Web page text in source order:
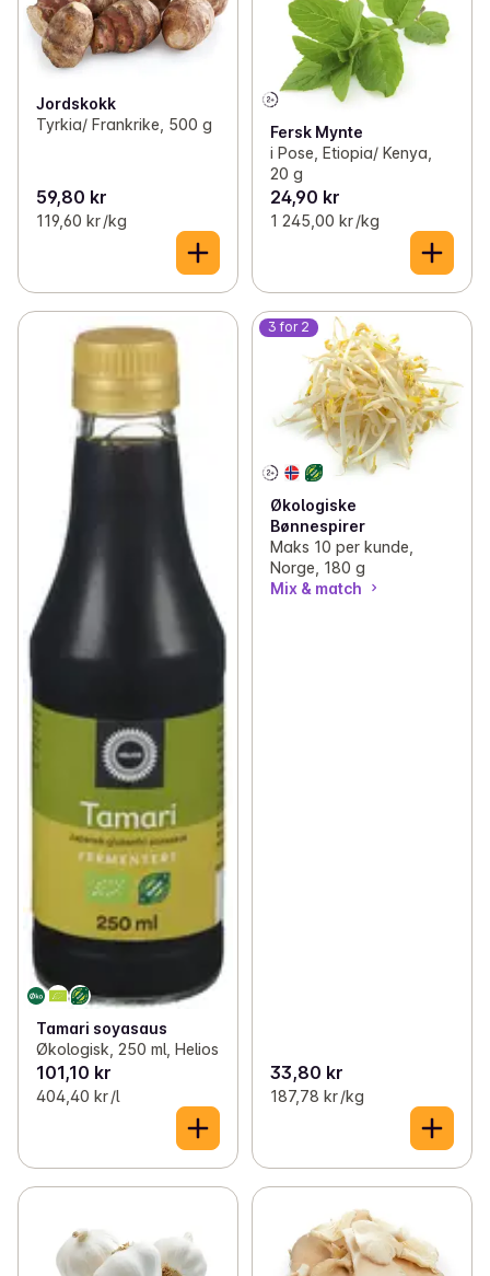
Jordskokk
Tyrkia/ Frankrike, 500 g
59,80 kr
119,60 kr /kg
Fersk Mynte
i Pose, Etiopia/ Kenya,
20 g
24,90 kr
1 245,00 kr /kg
Tamari soyasaus
Økologisk, 250 ml, Helios
101,10 kr
404,40 kr /l
3 for 2
Økologiske
Bønnespirer
Maks 10 per kunde,
Norge, 180 g
Mix & match
33,80 kr
187,78 kr /kg